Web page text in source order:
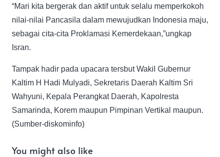
“Mari kita bergerak dan aktif untuk selalu memperkokoh
nilai-nilai Pancasila dalam mewujudkan Indonesia maju,
sebagai cita-cita Proklamasi Kemerdekaan,”ungkap
Isran.
Tampak hadir pada upacara tersbut Wakil Gubernur
Kaltim H Hadi Mulyadi, Sekretaris Daerah Kaltim Sri
Wahyuni, Kepala Perangkat Daerah, Kapolresta
Samarinda, Korem maupun Pimpinan Vertikal maupun.
(Sumber-diskominfo)
You might also like